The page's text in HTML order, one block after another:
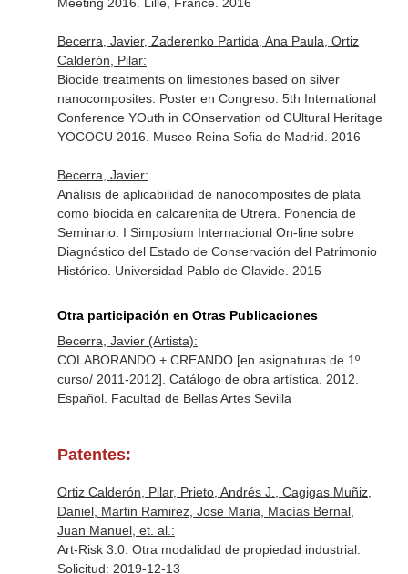
Becerra, Javier, Zaderenko Partida, Ana Paula, Ortiz
Calderón, Pilar:
Biocide treatments on limestones based on silver
nanocomposites. Poster en Congreso. 5th International
Conference YOuth in COnservation od CUltural Heritage
YOCOCU 2016. Museo Reina Sofia de Madrid. 2016
Becerra, Javier:
Análisis de aplicabilidad de nanocomposites de plata
como biocida en calcarenita de Utrera. Ponencia de
Seminario. I Simposium Internacional On-line sobre
Diagnóstico del Estado de Conservación del Patrimonio
Histórico. Universidad Pablo de Olavide. 2015
Otra participación en Otras Publicaciones
Becerra, Javier (Artista):
COLABORANDO + CREANDO [en asignaturas de 1º
curso/ 2011-2012]. Catálogo de obra artística. 2012.
Español. Facultad de Bellas Artes Sevilla
Patentes:
Ortiz Calderón, Pilar, Prieto, Andrés J., Cagigas Muñiz,
Daniel, Martin Ramirez, Jose Maria, Macías Bernal,
Juan Manuel, et. al.:
Art-Risk 3.0. Otra modalidad de propiedad industrial.
Solicitud: 2019-12-13